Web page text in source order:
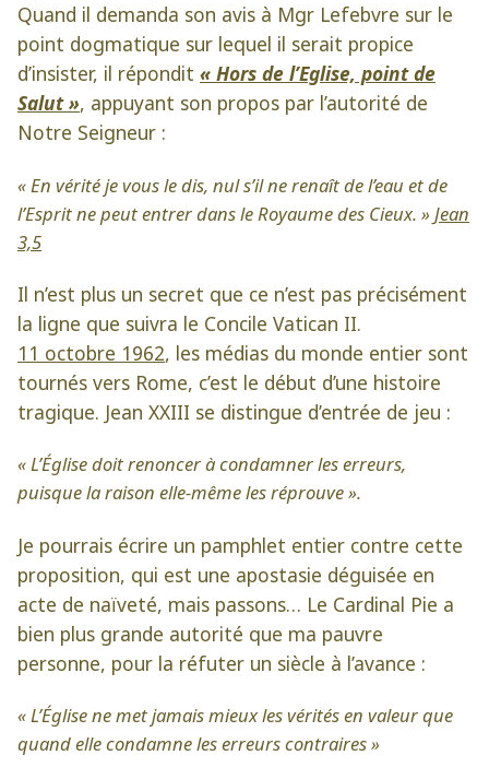
Quand il demanda son avis à Mgr Lefebvre sur le
point dogmatique sur lequel il serait propice
d’insister, il répondit « Hors de l’Eglise, point de
Salut », appuyant son propos par l’autorité de
Notre Seigneur :
« En vérité je vous le dis, nul s’il ne renaît de l’eau et de
l’Esprit ne peut entrer dans le Royaume des Cieux. » Jean
3,5
Il n’est plus un secret que ce n’est pas précisément
la ligne que suivra le Concile Vatican II.
11 octobre 1962, les médias du monde entier sont
tournés vers Rome, c’est le début d’une histoire
tragique. Jean XXIII se distingue d’entrée de jeu :
« L’Église doit renoncer à condamner les erreurs,
puisque la raison elle-même les réprouve ».
Je pourrais écrire un pamphlet entier contre cette
proposition, qui est une apostasie déguisée en
acte de naïveté, mais passons… Le Cardinal Pie a
bien plus grande autorité que ma pauvre
personne, pour la réfuter un siècle à l’avance :
« L’Église ne met jamais mieux les vérités en valeur que
quand elle condamne les erreurs contraires »